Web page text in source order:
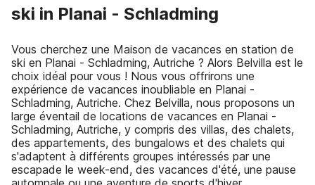
ski in Planai - Schladming
Vous cherchez une Maison de vacances en station de
ski en Planai - Schladming, Autriche ? Alors Belvilla est le
choix idéal pour vous ! Nous vous offrirons une
expérience de vacances inoubliable en Planai -
Schladming, Autriche. Chez Belvilla, nous proposons un
large éventail de locations de vacances en Planai -
Schladming, Autriche, y compris des villas, des chalets,
des appartements, des bungalows et des chalets qui
s'adaptent à différents groupes intéressés par une
escapade le week-end, des vacances d'été, une pause